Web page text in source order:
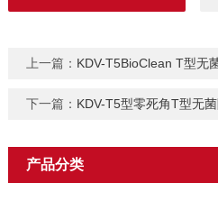
上一篇： KDV-T5BioClean T型无
下一篇： KDV-T5型零死角T型无
产品分类